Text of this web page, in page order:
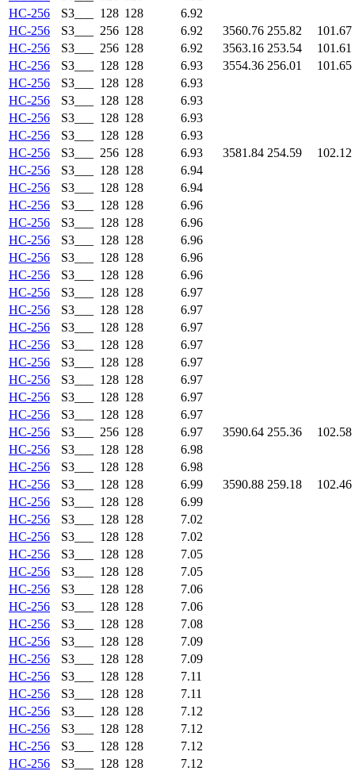
HC-256
S3___ 128 128
6.92
HC-256
S3___ 256 128 6.92 3560.76 255.82
101.67
HC-256
S3___ 256 128 6.92 3563.16 253.54
101.61
HC-256
S3___ 128 128 6.93 3554.36 256.01
101.65
HC-256
S3___ 128 128
6.93
HC-256
S3___ 128 128
6.93
HC-256
S3___ 128 128
6.93
HC-256
S3___ 128 128
6.93
HC-256
S3___ 256 128 6.93 3581.84 254.59
102.12
HC-256
S3___ 128 128
6.94
HC-256
S3___ 128 128
6.94
HC-256
S3___ 128 128
6.96
HC-256
S3___ 128 128
6.96
HC-256
S3___ 128 128
6.96
HC-256
S3___ 128 128
6.96
HC-256
S3___ 128 128
6.96
HC-256
S3___ 128 128
6.97
HC-256
S3___ 128 128
6.97
HC-256
S3___ 128 128
6.97
HC-256
S3___ 128 128
6.97
HC-256
S3___ 128 128
6.97
HC-256
S3___ 128 128
6.97
HC-256
S3___ 128 128
6.97
HC-256
S3___ 128 128
6.97
HC-256
S3___ 256 128 6.97 3590.64 255.36
102.58
HC-256
S3___ 128 128
6.98
HC-256
S3___ 128 128
6.98
HC-256
S3___ 128 128 6.99 3590.88 259.18
102.46
HC-256
S3___ 128 128
6.99
HC-256
S3___ 128 128
7.02
HC-256
S3___ 128 128
7.02
HC-256
S3___ 128 128
7.05
HC-256
S3___ 128 128
7.05
HC-256
S3___ 128 128
7.06
HC-256
S3___ 128 128
7.06
HC-256
S3___ 128 128
7.08
HC-256
S3___ 128 128
7.09
HC-256
S3___ 128 128
7.09
HC-256
S3___ 128 128
7.11
HC-256
S3___ 128 128
7.11
HC-256
S3___ 128 128
7.12
HC-256
S3___ 128 128
7.12
HC-256
S3___ 128 128
7.12
HC-256
S3___ 128 128
7.12